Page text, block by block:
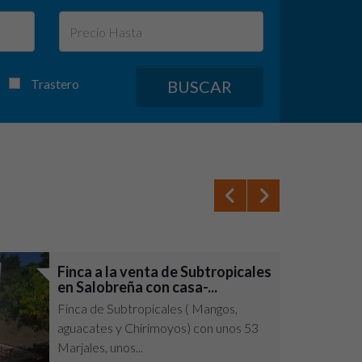
Trastero BUSCAR
Finca a la venta de Subtropicales
en Salobreña con casa-...
Finca de Subtropicales ( Mangos,
aguacates y Chirimoyos) con unos 53
Marjales, unos...